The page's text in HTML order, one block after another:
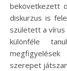
bekövetkezett
diskurzus is
született a
különféle
szerepet